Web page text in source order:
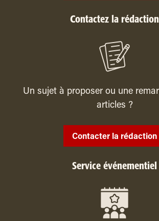
Contactez la rédaction
Un sujet à proposer ou une
articles ?
Contacter la rédaction
Service événementiel